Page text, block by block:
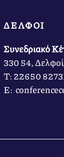
ΔΕΛΦΟΙ
Συνεδριακό
330 54,
Τ: 22650
Ε: